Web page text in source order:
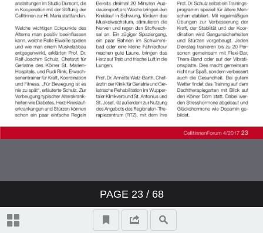
PAGE 23/ 68